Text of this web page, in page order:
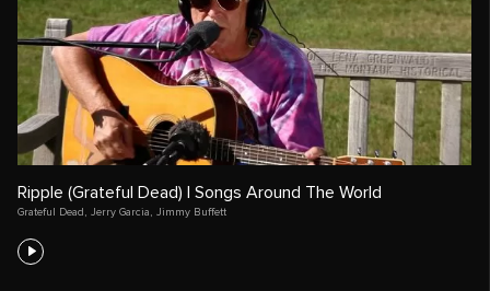
Ripple (Grateful Dead) | Songs Around The World
Grateful Dead Jerry Garcia Jimmy Buffett